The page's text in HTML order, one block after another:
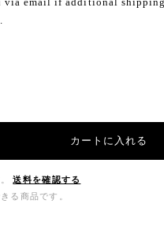
カートに入れる
送料を確認する
る商品です。